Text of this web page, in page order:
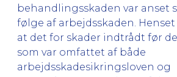
behandlingsskaden var anset
følge af arbejdsskaden.
at det for skader indtrådt før den
som var omfattet af både
arbejdsskadesikringsloven og